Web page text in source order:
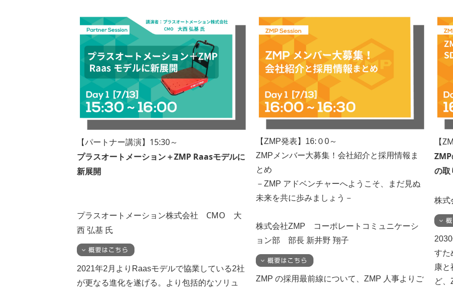
【パートナー講演】15:30～
プラスオートメーション＋ZMP Raasモデルに
新展開
プラスオートメーション株式会社 CMO 大
西 弘基 氏
2021年2月よりRaasモデルで協業している2社
が更なる進化を遂げる。より包括的なソリュ
【ZMP発表】16:０0～
ZMPメンバー大募集！会社紹介と採用情報ま
とめ
－ZMP アドベンチャーへようこそ、まだ見ぬ
未来を共に歩みましょう－
株式会社ZMP コーポレートコミュニケーシ
ョン部 部長 新井野 翔子
ZMP の採用最前線について、ZMP 人事よりご
【
の取
株式
すた
康と
ど、